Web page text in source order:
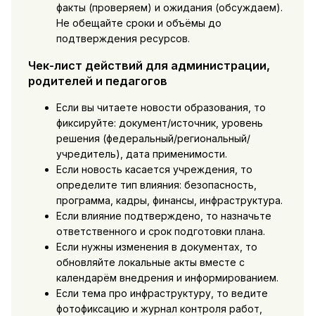
факты (проверяем) и ожидания (обсуждаем).
Не обещайте сроки и объёмы до
подтверждения ресурсов.
Чек-лист действий для администрации,
родителей и педагогов
Если вы читаете новости образования, то
фиксируйте: документ/источник, уровень
решения (федеральный/региональный/
учредитель), дата применимости.
Если новость касается учреждения, то
определите тип влияния: безопасность,
программа, кадры, финансы, инфраструктура.
Если влияние подтверждено, то назначьте
ответственного и срок подготовки плана.
Если нужны изменения в документах, то
обновляйте локальные акты вместе с
календарём внедрения и информированием.
Если тема про инфраструктуру, то ведите
фотофиксацию и журнал контроля работ,